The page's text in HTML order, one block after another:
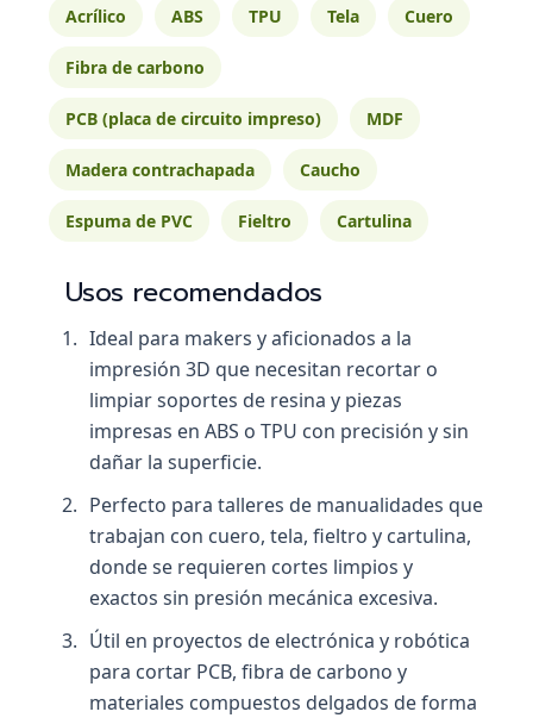
Acrílico ABS TPU Tela Cuero
Fibra de carbono
PCB (placa de circuito impreso) MDF
Madera contrachapada Caucho
Espuma de PVC Fieltro Cartulina
Usos recomendados
Ideal para makers y aficionados a la
impresión 3D que necesitan recortar o
limpiar soportes de resina y piezas
impresas en ABS o TPU con precisión y sin
dañar la superficie.
Perfecto para talleres de manualidades que
trabajan con cuero, tela, fieltro y cartulina,
donde se requieren cortes limpios y
exactos sin presión mecánica excesiva.
Útil en proyectos de electrónica y robótica
para cortar PCB, fibra de carbono y
materiales compuestos delgados de forma